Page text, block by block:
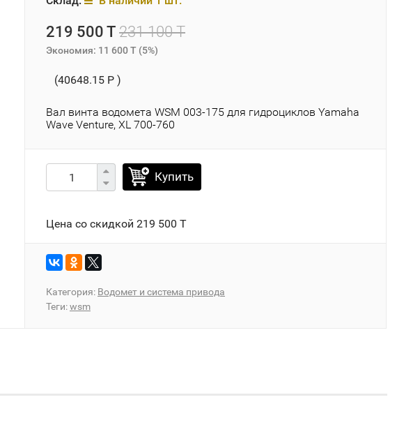
219 500 T 231 100 T
Экономия: 11 600 T (5%)
(40648.15 P )
Вал винта водомета WSM 003-175 для гидроциклов Yamaha
Wave Venture, XL 700-760
Купить
Цена со скидкой 219 500 T
Категория: Водомет и система привода
Теги:wsm